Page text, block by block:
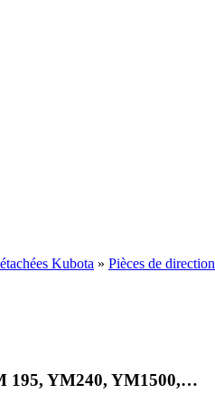
Kubota » Pièces de direction
195, YM240, YM1500,…